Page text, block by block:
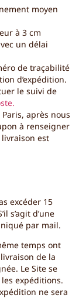
moyen
à 3 cm
un délai
de traçabilité
d’expédition.
le suivi de
après nous
à renseigner
est
excéder 15
s’agit d’une
par mail.
temps ont
de la
Le Site se
expéditions.
ne sera